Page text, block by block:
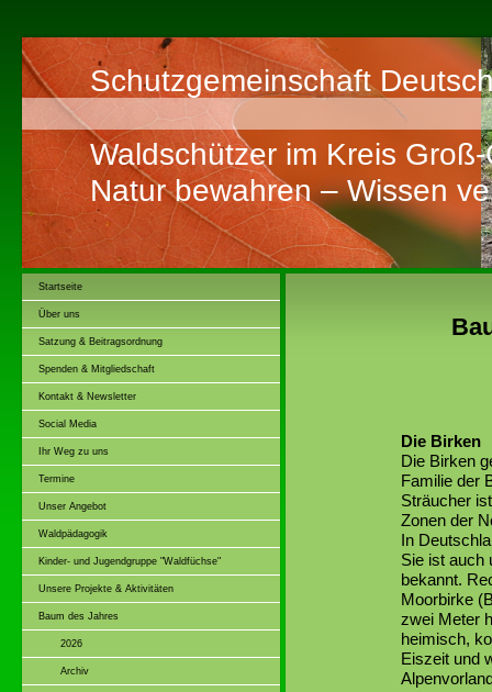
Schutzgemeinschaft
Waldschützer im Kreis
Natur bewahren – Wissen
Startseite
Über uns
Satzung & Beitragsordnung
Spenden & Mitgliedschaft
Kontakt & Newsletter
Social Media
Ihr Weg zu uns
Termine
Unser Angebot
Waldpädagogik
Kinder- und Jugendgruppe "Waldfüchse"
Unsere Projekte & Aktivitäten
Baum des Jahres
2026
Archiv
Die Birken
Die Birken
Familie der
Sträucher
Zonen der
In
Sie ist auch
bekannt.
Moorbirke
zwei Meter
heimisch,
Eiszeit und